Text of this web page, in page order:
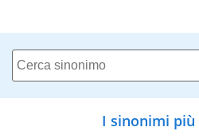
I sinonimi